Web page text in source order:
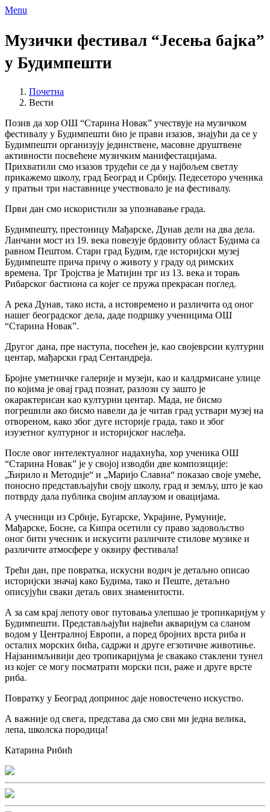
Menu
Музички фестивал “Јесења бајка”
у Будимпешти
Почетна
Вести
Позив да хор ОШ “Старина Новак” учествује на музичком
фестивалу у Будимпешти био је прави изазов, знајући да се у
Будимпешти организују јединствене, масовне друштвене
активности посвећене музичким манифестацијама.
Прихватили смо изазов трудећи се да у најбољем светлу
прикажемо школу, град Београд и Србију. Педесеторо ученика
у пратњи три наставнице учествовало је на фестивалу.
Први дан смо искористили за упознавање града.
Будимпешту, престоницу Мађарске, Дунав дели на два дела.
Ланчани мост из 19. века повезује брдовиту област Будима са
равном Пештом. Стари град Будим, где историјски музеј
Будимпеште прича причу о животу у граду од римских
времена. Трг Тројства је Матијин трг из 13. века и торањ
Рибарског бастиона са којег се пружа прекрасан поглед.
А река Дунав, тако иста, а истовремено и различита од оног
нашег београдског дела, даде подршку ученицима ОШ
“Старина Новак”.
Другог дана, пре наступа, посећен је, као својеврсни културни
центар, мађарски град Сентандреја.
Бројне уметничке галерије и музеји, као и калдрмисане улице
по којима је овај град познат, разлози су зашто је
окарактерисан као културни центар. Мада, не бисмо
погрешили ако бисмо навели да је читав град уствари музеј на
отвореном, како због дуге историје града, тако и због
изузетног културног и историјског наслеђа.
После овог интелектуалног надахнућа, хор ученика ОШ
“Старина Новак” је у својој изводби две композиције:
„Ћирило и Методије“ и „Маријо Славна“ показао своје умеће,
поносно представљајући своју школу, град и земљу, што је као
потврду дала публика својим аплаузом и овацијама.
А учесници из Србије, Бугарске, Украјине, Румуније,
Мађарске, Босне, са Кипра осетили су право задовољство
оног бити учесник и искусити различите стилове музике и
различите атмосфере у оквиру фестивала!
Трећи дан, пре повратка, искусни водич је детаљно описао
историјски значај како Будима, тако и Пеште, детаљно
описујући сваки детаљ ових знаменитости.
А за сам крај лепоту овог путовања улепшао је тропикаријум у
Будимпешти. Представљајући највећи акваријум са сланом
водом у Централној Европи, а поред бројних врста риба и
осталих морских бића, садржи и друге егзотичне животиње.
Најзанимљивији део тропикаријума је свакако стаклени тунел
из којег се могу посматрати морски пси, раже и друге врсте
риба.
Повратку у Београд допринос даје новостечено искуство.
А важније од свега, представа да смо сви ми једна велика,
лепа, школска породица!
Катарина Рибић